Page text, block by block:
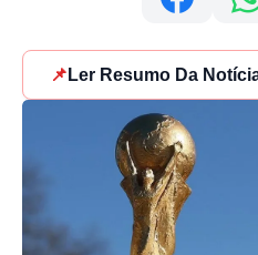
📌 Ler Resumo Da